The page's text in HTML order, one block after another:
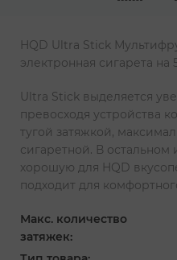
HQD Ultra Stick
электронная сигарета на
Ultra Stick выделяется
превосходя устройства
тугой затяжкой,
сигаретной. В
хорошую для HQD
подходит для
Макс. количество
затяжек: